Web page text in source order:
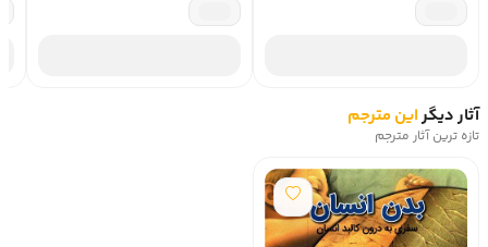
آثار دیگراین مترجم
تازه ترین آثار مترجم